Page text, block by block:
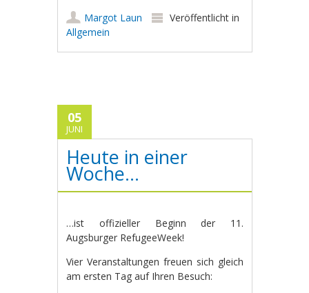
Margot Laun
Veröffentlicht in
Allgemein
05
JUNI
Heute in einer
Woche…
…ist offizieller Beginn der 11.
Augsburger RefugeeWeek!
Vier Veranstaltungen freuen sich gleich
am ersten Tag auf Ihren Besuch: